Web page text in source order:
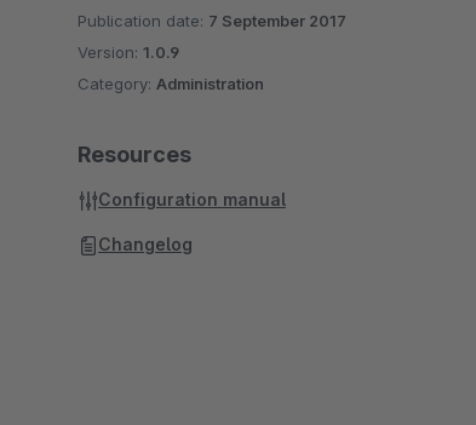
Publication date: 7 September 2017
Version: 1.0.9
Category: Administration
Resources
Configuration manual
Changelog